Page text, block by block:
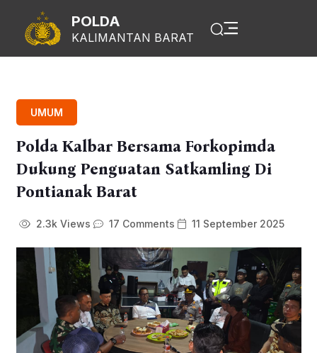
POLDA
KALIMANTAN BARAT
UMUM
Polda Kalbar Bersama Forkopimda
Dukung Penguatan Satkamling Di
Pontianak Barat
2.3k Views 17 Comments 11 September 2025